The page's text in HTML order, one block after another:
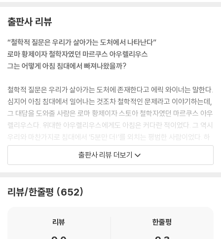
다.
---p.14
우리는 명백한 것은 좀처럼 질문하지 않는다. 소크라테스는 이런 간과가
---p.57
소크라테스는 실패자였다. 가혹하게 들릴 수도 있지만, 그래도 사실은 사
실이다. 소크라테스가 나눈 많은 대화들은 제우스의 천둥 같은 돌파구가
아닌 교착 상태로 끝이 난다. 철학은 문제를 해결하는 대신 더 많은 문제를
일으킨다. 그게 철학의 본성이다.
소셜미디어 안에서 진정한 소리는 새로움이라는 소음에 묻혀 들리지 않는
더 큰 오산은 없다.”
출판사 리뷰
“철학적 질문은 우리가 살아가는 도처에서 나타난다”
로마 황제이자 철학자였던 마르쿠스 아우렐리우스
그는 어떻게 아침 침대에서 빠져나왔을까?
철학적 질문은 우리가 살아가는 도처에 존재한다고 에릭 와이너는 말한다.
심지어 아침 침대에서 일어나는 것조차 철학적인 문제라고 이야기하는데,
그 대답을 도와줄 사람은 로마 황제이자 스토아 철학자였던 마르쿠스 아우
렐리우스다. 위대한 아우렐리우스에게도 아침은 커다란 적이었다. 그 역시
우리와 마찬가지로 침대에서 ‘5분만 더!’를 외치는 평범한 사람이었다. 하
지만 그는 대체로 침대에서 나오는 데 성공한다. ‘침대에서 나오는 방법’ 같
은 지식이나 정보를 알아서가 아니라, ‘굳이 왜 그래야 하는가’에 대해 스스
“마르쿠스에게는 침대 밖으로 나갈 사명이 있다. ‘사명’이지, ‘의무’가 아니
에서 나온 행동은 자신과 타인을 드높이기 위한 자발적 행동이다. 의무감
출판사 리뷰 더보기
리뷰/한줄평 652
리뷰 한줄평